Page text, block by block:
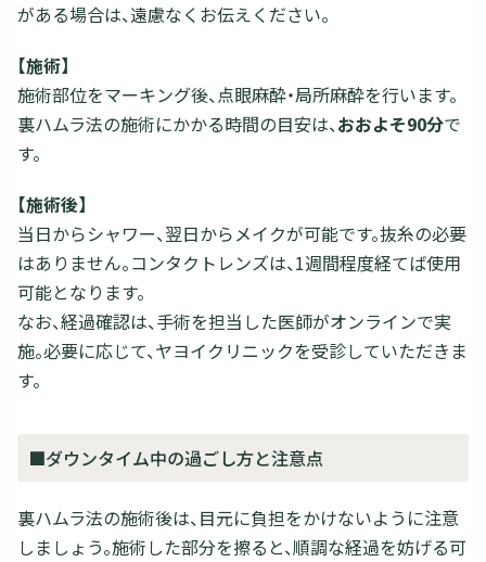
がある場合は、遠慮なくお伝えください。
【施術】
施術部位をマーキング後、点眼麻酔・局所麻酔を行います。
裏ハムラ法の施術にかかる時間の目安は、おおよそ90分で
す。
【施術後】
当日からシャワー、翌日からメイクが可能です。抜糸の必要
はありません。コンタクトレンズは、1週間程度経てば使用
可能となります。
なお、経過確認は、手術を担当した医師がオンラインで実
施。必要に応じて、ヤヨイクリニックを受診していただきま
す。
■ダウンタイム中の過ごし方と注意点
裏ハムラ法の施術後は、目元に負担をかけないように注意
しましょう。施術した部分を擦ると、順調な経過を妨げる可